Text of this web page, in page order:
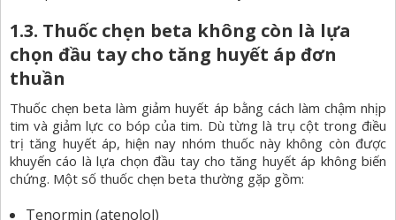
1.3. Thuốc chẹn beta không còn là lựa
chọn đầu tay cho tăng huyết áp đơn
thuần
Thuốc chẹn beta làm giảm huyết áp bằng cách làm chậm nhịp
tim và giảm lực co bóp của tim. Dù từng là trụ cột trong điều
trị tăng huyết áp, hiện nay nhóm thuốc này không còn được
khuyến cáo là lựa chọn đầu tay cho tăng huyết áp không biến
chứng. Một số thuốc chẹn beta thường gặp gồm:
Tenormin (atenolol)